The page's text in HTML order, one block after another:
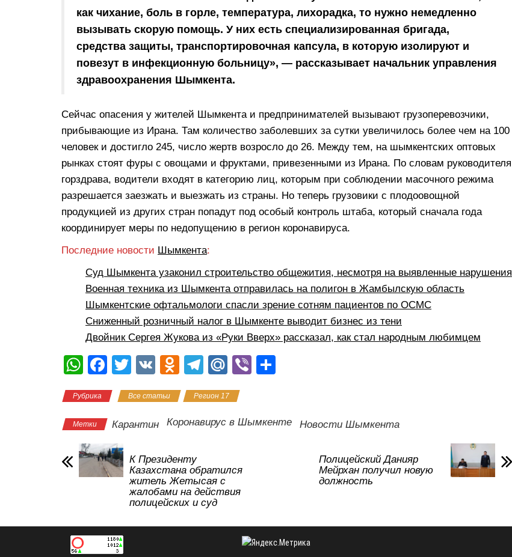
как чихание, боль в горле, температура, лихорадка, то нужно немедленно
вызывать скорую помощь. У них есть специализированная бригада,
средства защиты, транспортировочная капсула, в которую изолируют и
повезут в инфекционную больницу», — рассказывает начальник управления
здравоохранения Шымкента.
Сейчас опасения у жителей Шымкента и предпринимателей вызывают грузоперевозчики,
прибывающие из Ирана. Там количество заболевших за сутки увеличилось более чем на 100
человек и достигло 245, число жертв возросло до 26. Между тем, на шымкентских оптовых
рынках стоят фуры с овощами и фруктами, привезенными из Ирана. По словам руководителя
горздрава, водители входят в категорию лиц, которым при соблюдении масочного режима
разрешается заезжать и выезжать из страны. Но теперь грузовики с плодоовощной
продукцией из других стран попадут под особый контроль штаба, который сначала года
координирует меры по недопущению в регион коронавируса.
Последние новости Шымкента:
Суд Шымкента узаконил строительство общежития, несмотря на выявленные нарушения
Военная техника из Шымкента отправилась на полигон в Жамбылскую область
Шымкентские офтальмологи спасли зрение сотням пациентов по ОСМС
Сниженный розничный налог в Шымкенте выводит бизнес из тени
Двойник Сергея Жукова из «Руки Вверх» рассказал, как стал народным любимцем
W
at
s
A
p
p
F
c
e
b
o
o
T
tt
er
V
O
n
o
a
ss
ni
T
e
gr
M
.R
u
Vi
а
Рубрика Все статьи Регион 17
Метки Карантин Коронавирус в Шымкенте Новости Шымкента
К Президенту
Казахстана обратился
житель Жетысая с
жалобами на действия
полицейских и суд
Полицейский Данияр
Мейрхан получил новую
должность